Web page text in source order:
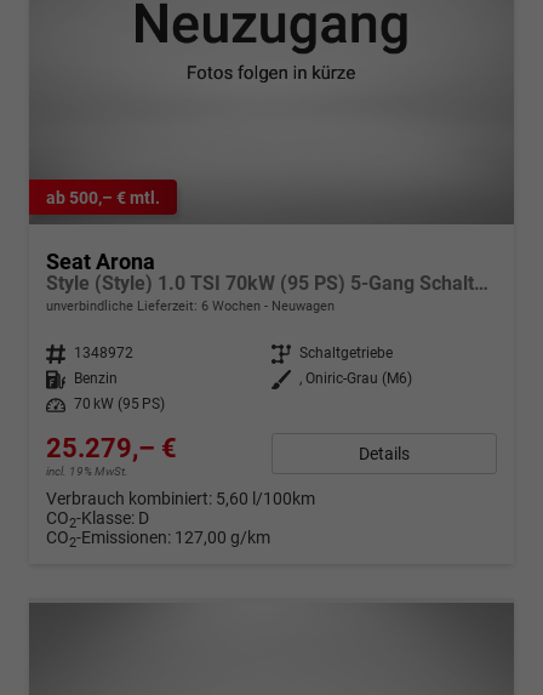
ab 500,– € mtl.
Seat Arona
Style (Style) 1.0 TSI 70kW (95 PS) 5-Gang Schaltgetriebe
unverbindliche Lieferzeit: 6 Wochen Neuwagen
Fahrzeugnr. 1348972 Getriebe Schaltgetriebe
Kraftstoff
Benzin Außenfarbe
, Oniric-Grau (M6)
Leistung
70 kW (95 PS)
25.279,– €
incl. 19% MwSt.
Details
Verbrauch kombiniert: 5,60 l/100km
CO2-Klasse: D
CO2-Emissionen: 127,00 g/km